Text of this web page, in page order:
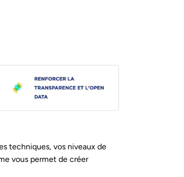
techniques, vos niveaux de
vous permet de créer